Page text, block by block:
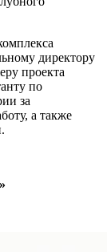
директору
проекта
по
за
а также